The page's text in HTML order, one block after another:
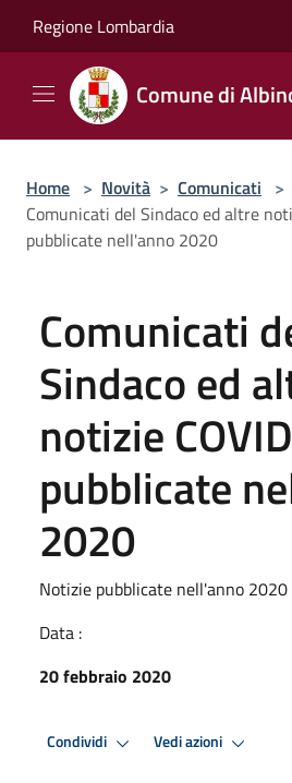
Regione Lombardia
Comune di
Home > Novità > Comunicati >
Comunicati del Sindaco ed altre
pubblicate nell'anno 2020
Comunicati
Sindaco ed
notizie
pubblicate
2020
Notizie pubblicate nell'anno 2020
Data :
20 febbraio 2020
Condividi Vedi azioni